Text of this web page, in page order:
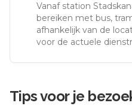
Vanaf station
bereiken met bus,
afhankelijk van de
voor de actuele
Tips voor je